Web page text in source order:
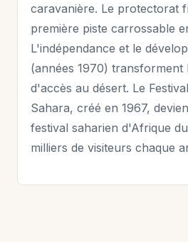
caravanière. Le protectorat
première piste carrossable
L'indépendance et le
(années 1970)
d'accès au désert. Le
Sahara, créé en 1967,
festival saharien d'Afrique
milliers de visiteurs chaque